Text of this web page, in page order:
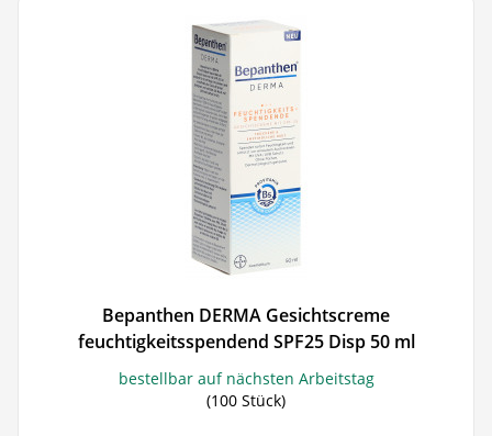
Bepanthen DERMA Gesichtscreme
feuchtigkeitsspendend SPF25 Disp 50 ml
bestellbar auf nächsten Arbeitstag
(100 Stück)